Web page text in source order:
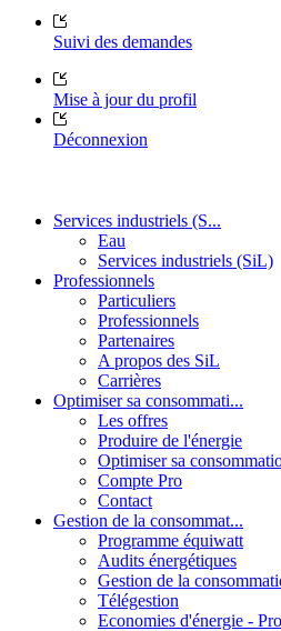
Suivi des demandes
Mise à jour du profil
Déconnexion
Services industriels (S...
Eau
Services industriels (SiL)
Professionnels
Particuliers
Professionnels
Partenaires
A propos des SiL
Carrières
Optimiser sa consommati...
Les offres
Produire de l'énergie
Optimiser sa
Compte Pro
Contact
Gestion de la consommat...
Programme équiwatt
Audits énergétiques
Gestion de la
Télégestion
Economies d'énergie -